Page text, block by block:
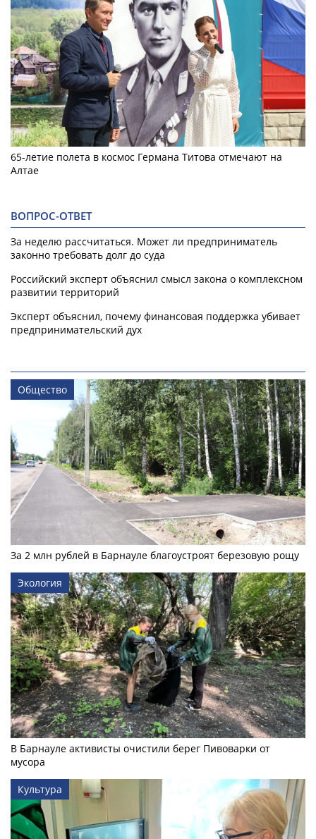
65-летие полета в космос Германа Титова отмечают на
Алтае
ВОПРОС-ОТВЕТ
За неделю рассчитаться. Может ли предприниматель
законно требовать долг до суда
Российский эксперт объяснил смысл закона о комплексном
развитии территорий
Эксперт объяснил, почему финансовая поддержка убивает
предпринимательский дух
Общество
За 2 млн рублей в Барнауле благоустроят березовую рощу
Экология
В Барнауле активисты очистили берег Пивоварки от
мусора
Культура